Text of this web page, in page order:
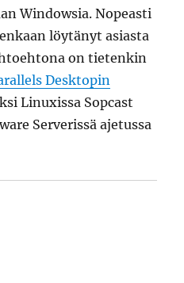
Windowsia. Nopeasti
löytänyt asiasta
on tietenkin
Desktopin
Linuxissa Sopcast
Serverissä ajetussa